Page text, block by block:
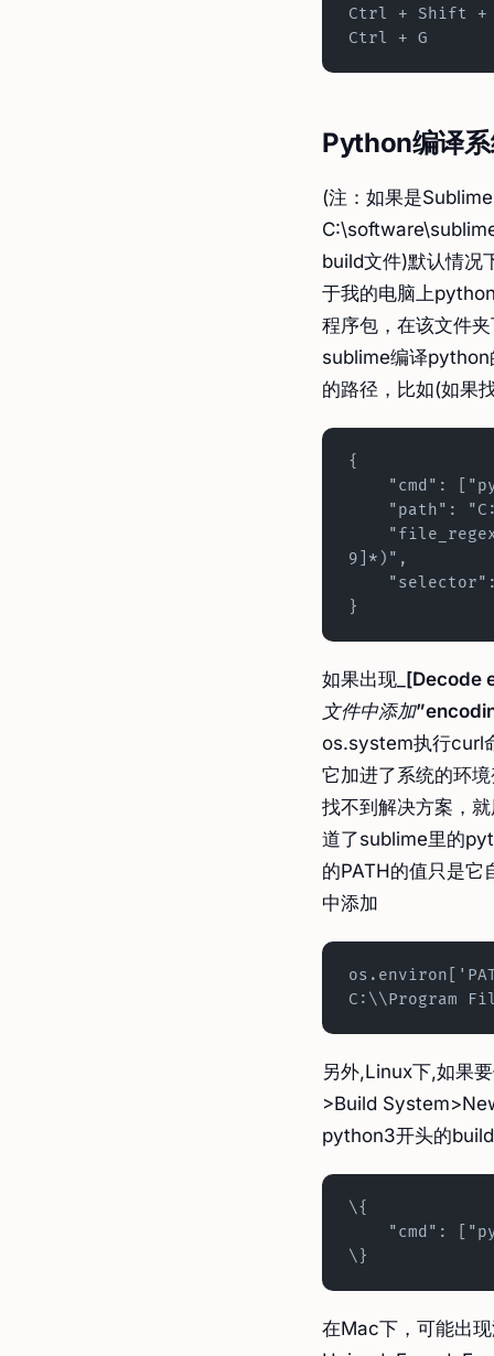
Ctrl + Shift + F
Ctrl + G
Python编译
(注：如果是
build文件)默认情况
于我的电脑上
程序包，在该文件
sublime编译python
的路径，比如(如果
{
"cmd":
"path":
9]*)",
}
如果出现_ [Decode
文件中添加
os.system执行curl
它加进了系统的环
找不到解决方案，
道了sublime里的
的PATH的值只是它
中添加
C:\\Program
另外,Linux下,如果
>Build
python3开头的
\{
"cmd":
\}
在Mac下，可能出